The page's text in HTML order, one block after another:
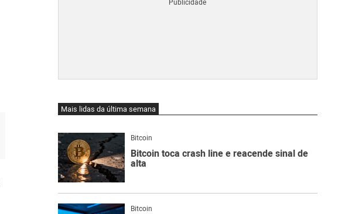
Mais lidas da última semana
Bitcoin
Bitcoin toca crash line e reacende sinal de
alta
Bitcoin